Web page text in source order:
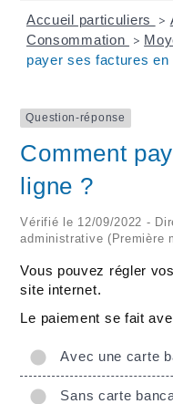
Accueil particuliers >
Consommation
>
payer ses factures en
Question-réponse
Comment
ligne ?
Vérifié le 12/09/2022 -
administrative (Première
Vous pouvez régler
site internet.
Le paiement se fait
Avec une carte
Sans carte